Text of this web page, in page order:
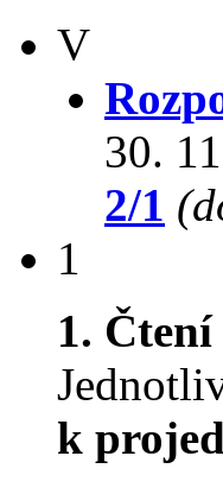
V
30.
2/1
1
1. Čtení
k